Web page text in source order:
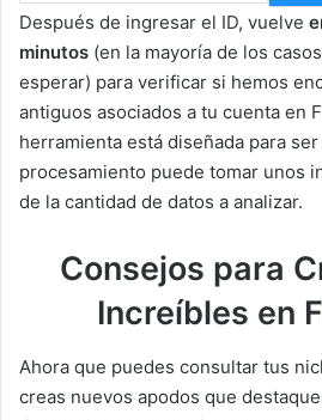
Después de ingresar el ID, vuelve
minutos (en la mayoría de los
esperar) para verificar si hemos
antiguos asociados a tu cuenta en
herramienta está diseñada para
procesamiento puede tomar unos
de la cantidad de datos a analizar.
Consejos para
Increíbles en
Ahora que puedes consultar tus
creas nuevos apodos que